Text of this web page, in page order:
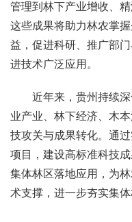
管理到林下产业增收、
这些成果将助力林农掌
益，促进科研、推广部
进技术广泛应用。
近年来，贵州持续深
业产业、林下经济、木
技攻关与成果转化。通
项目，建设高标准科技
集体林区落地应用，为
术支撑，进一步夯实集